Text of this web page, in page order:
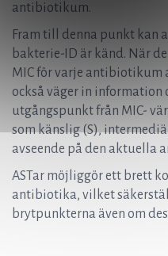
antibiotikum.
Fram till denna punkt kan
bakterie-ID är känd. När
MIC för varje antibiotikum
också väger in information
utgångspunkt från MIC-
som känslig (S),
avseende på den aktuella
ASTar möjliggör ett brett
antibiotika, vilket
brytpunkterna även om